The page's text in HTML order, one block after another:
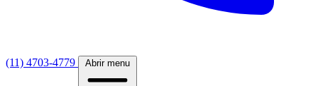
(11) 4703-4779 Abrir menu